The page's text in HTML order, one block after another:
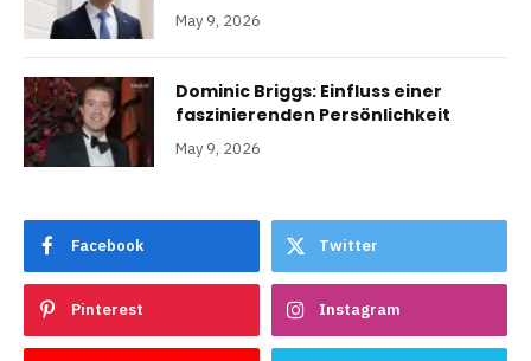
May 9, 2026
Dominic Briggs: Einfluss einer
faszinierenden Persönlichkeit
May 9, 2026
Facebook Twitter
Pinterest Instagram